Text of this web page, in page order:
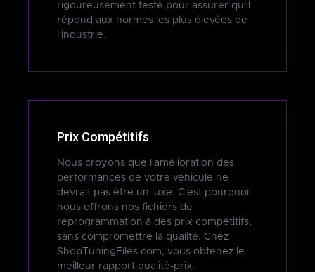
rigoureusement testé pour assurer qu'il
répond aux normes les plus élevées de
l'industrie.
Prix Compétitifs
Nous croyons que l'amélioration des
performances de votre véhicule ne
devrait pas être un luxe. C'est pourquoi
nous offrons nos fichiers de
reprogrammation à des prix compétitifs,
sans compromettre la qualité. Chez
ShopTuningFiles.com, vous obtenez le
meilleur rapport qualité-prix.